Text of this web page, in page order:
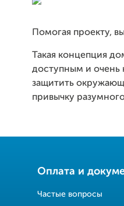
Помогая проекту,
Такая концепция
доступным и очень
защитить
привычку
Оплата и
Частые вопросы